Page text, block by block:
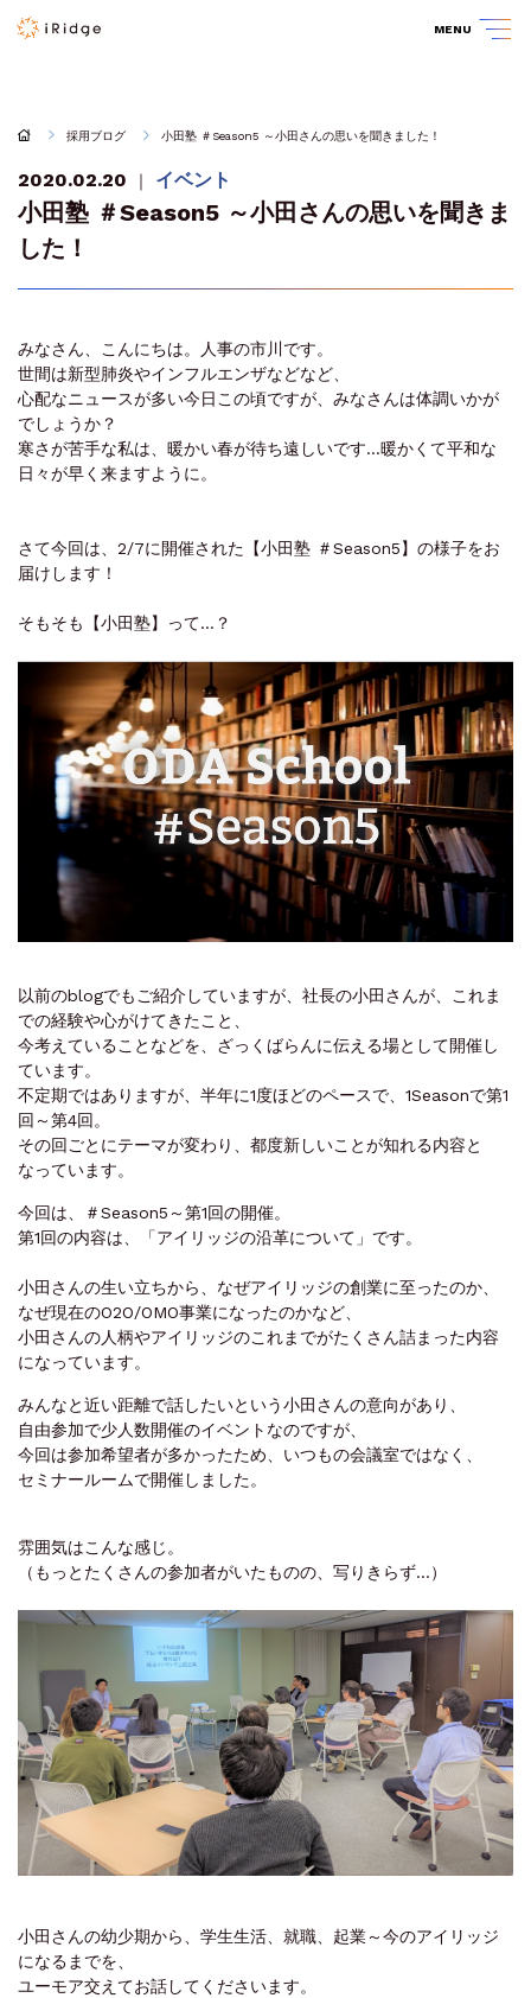
MENU
採用ブログ 小田塾 ＃Season5 ～小田さんの思いを聞きました！
2020.02.20 ｜ イベント
小田塾 ＃Season5 ～小田さんの思いを聞きま
した！
みなさん、こんにちは。人事の市川です。
世間は新型肺炎やインフルエンザなどなど、
心配なニュースが多い今日この頃ですが、みなさんは体調いかが
でしょうか？
寒さが苦手な私は、暖かい春が待ち遠しいです…暖かくて平和な
日々が早く来ますように。
さて今回は、2/7に開催された【小田塾 ＃Season5】の様子をお
届けします！
そもそも【小田塾】って…？
以前のblogでもご紹介していますが、社長の小田さんが、これま
での経験や心がけてきたこと、
今考えていることなどを、ざっくばらんに伝える場として開催し
ています。
不定期ではありますが、半年に1度ほどのペースで、1Seasonで第1
回～第4回。
その回ごとにテーマが変わり、都度新しいことが知れる内容と
なっています。
今回は、＃Season5～第1回の開催。
第1回の内容は、「アイリッジの沿革について」です。
小田さんの生い立ちから、なぜアイリッジの創業に至ったのか、
なぜ現在のO2O/OMO事業になったのかなど、
小田さんの人柄やアイリッジのこれまでがたくさん詰まった内容
になっています。
みんなと近い距離で話したいという小田さんの意向があり、
自由参加で少人数開催のイベントなのですが、
今回は参加希望者が多かったため、いつもの会議室ではなく、
セミナールームで開催しました。
雰囲気はこんな感じ。
（もっとたくさんの参加者がいたものの、写りきらず…）
小田さんの幼少期から、学生生活、就職、起業～今のアイリッジ
になるまでを、
ユーモア交えてお話してくださいます。